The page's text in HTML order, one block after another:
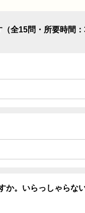
全15問・所要時間：
か。いらっしゃらな